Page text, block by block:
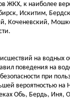
ЖКХ, к наиболее
Искитим,
Коченевский,
на водных
поведения на
при
вероятностью на
Обь, Бердь, Иня,